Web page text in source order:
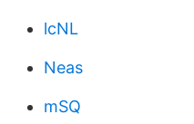
lcNL
Neas
mSQ